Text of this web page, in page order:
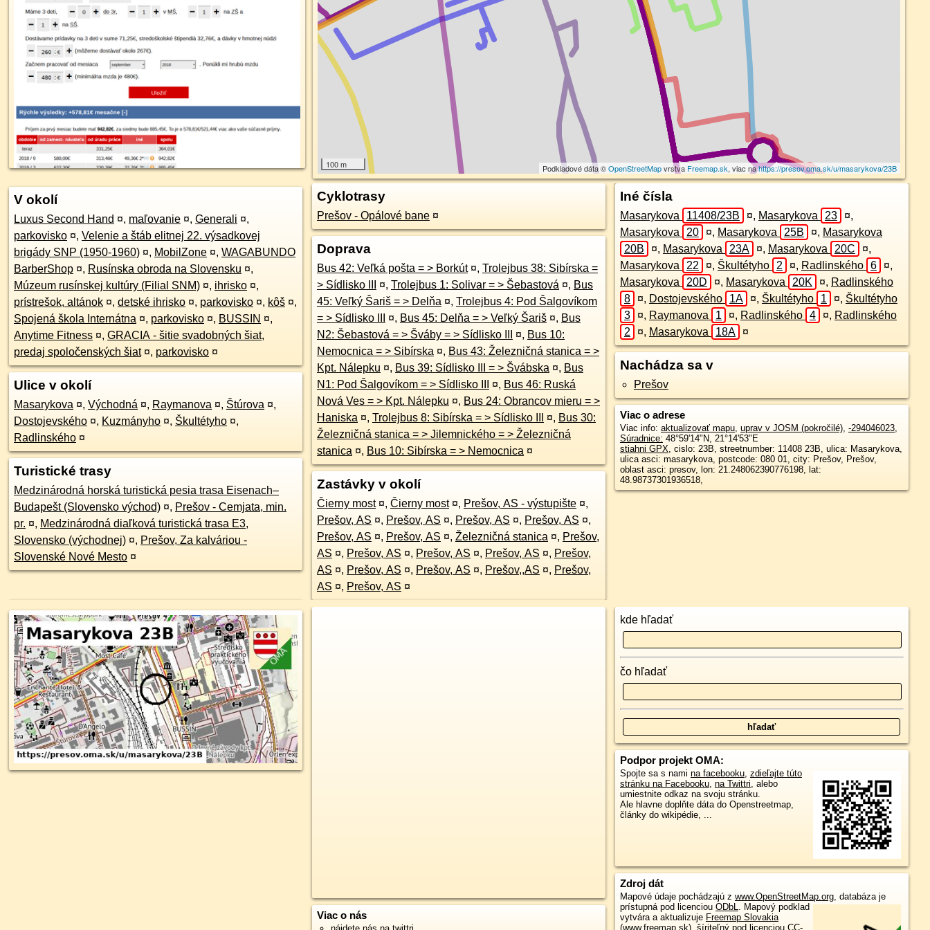
100 m Podkladové dáta ©OpenStreetMapvrstva Freemap.sk, viac nahttps://presov.oma.sk/u/masarykova/23B
V okolí
Luxus Second Hand ¤, maľovanie ¤, Generali ¤,
parkovisko ¤, Velenie a štáb elitnej 22. výsadkovej
brigády SNP (1950-1960) ¤, MobilZone ¤, WAGABUNDO
BarberShop ¤, Rusínska obroda na Slovensku ¤,
Múzeum rusínskej kultúry (Filial SNM) ¤, ihrisko ¤,
prístrešok, altánok ¤, detské ihrisko ¤, parkovisko ¤, kôš ¤,
Spojená škola Internátna ¤, parkovisko ¤, BUSSIN ¤,
Anytime Fitness ¤, GRACIA - šitie svadobných šiat,
predaj spoločenských šiat ¤, parkovisko ¤
Ulice v okolí
Masarykova ¤, Východná ¤, Raymanova ¤, Štúrova ¤,
Dostojevského ¤, Kuzmányho ¤, Škultétyho ¤,
Radlinského ¤
Turistické trasy
Medzinárodná horská turistická pesia trasa Eisenach–
Budapešt (Slovensko východ) ¤, Prešov - Cemjata, min.
pr. ¤, Medzinárodná diaľková turistická trasa E3,
Slovensko (východnej) ¤, Prešov, Za kalváriou -
Slovenské Nové Mesto ¤
Cyklotrasy
Prešov - Opálové bane ¤
Doprava
Bus 42: Veľká pošta = > Borkút ¤, Trolejbus 38: Sibírska =
> Sídlisko III
¤, Trolejbus 1: Solivar = > Šebastová ¤, Bus
45: Veľký Šariš = > Delňa ¤, Trolejbus 4: Pod Šalgovíkom
= > Sídlisko III
¤, Bus 45: Delňa = > Veľký Šariš ¤, Bus
N2: Šebastová = > Šváby = > Sídlisko III
¤, Bus 10:
Nemocnica = > Sibírska ¤, Bus 43: Železničná stanica = >
Kpt. Nálepku ¤, Bus 39: Sídlisko III = > Švábska ¤, Bus
N1: Pod Šalgovíkom = > Sídlisko III
¤, Bus 46: Ruská
Nová Ves = > Kpt. Nálepku ¤, Bus 24: Obrancov mieru = >
Haniska ¤, Trolejbus 8: Sibírska = > Sídlisko III ¤, Bus 30:
Železničná stanica = > Jilemnického = > Železničná
stanica ¤, Bus 10: Sibírska = > Nemocnica ¤
Zastávky v okolí
Čierny most ¤, Čierny most ¤, Prešov, AS - výstupište ¤,
Prešov, AS ¤, Prešov, AS ¤, Prešov, AS ¤, Prešov, AS ¤,
Prešov, AS ¤, Prešov, AS ¤, Železničná stanica ¤, Prešov,
AS ¤, Prešov, AS ¤, Prešov, AS ¤, Prešov, AS ¤, Prešov,
AS ¤, Prešov, AS ¤, Prešov, AS ¤, Prešov,,AS ¤, Prešov,
AS ¤, Prešov, AS ¤
Iné čísla
Masarykova 11408/23B ¤, Masarykova 23 ¤,
Masarykova
20 ¤, Masarykova 25B ¤, Masarykova
20B
¤, Masarykova 23A ¤, Masarykova 20C ¤,
Masarykova
22 ¤, Škultétyho 2 ¤, Radlinského 6 ¤,
Masarykova
20D ¤, Masarykova 20K ¤, Radlinského
8
¤, Dostojevského 1A ¤, Škultétyho 1 ¤, Škultétyho
3
¤, Raymanova 1 ¤, Radlinského 4 ¤, Radlinského
2
¤, Masarykova 18A ¤
Nachádza sa v
Prešov
Viac o adrese
Viac info: aktualizovať mapu, uprav v JOSM (pokročilé), -294046023,
Súradnice: 48°59'14"N, 21°14'53"E
stiahni GPX, cislo: 23B, streetnumber: 11408 23B, ulica: Masarykova,
ulica asci: masarykova, postcode: 080 01, city: Prešov, Prešov,
oblast asci: presov, lon: 21.248062390776198, lat:
48.98737301936518,
Viac o nás
kde hľadať
čo hľadať
Podpor projekt OMA:
Spojte sa s nami na facebooku, zdieľajte túto
stránku na Facebooku, na Twittri, alebo
umiestnite odkaz na svoju stránku.
Ale hlavne doplňte dáta do Openstreetmap,
články do wikipédie, ...
Zdroj dát
Mapové údaje pochádzajú z www.OpenStreetMap.org, databáza je
prístupná pod licenciou ODbL. Mapový podklad
vytvára a aktualizuje Freemap Slovakia
(www.freemap.sk), šíriteľný pod licenciou CC-